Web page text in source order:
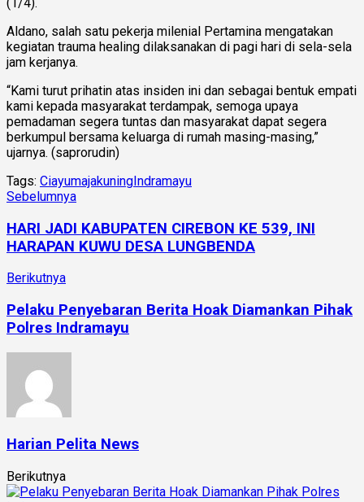
Aldano, salah satu pekerja milenial Pertamina mengatakan
kegiatan trauma healing dilaksanakan di pagi hari di sela-sela
jam kerjanya.
“Kami turut prihatin atas insiden ini dan sebagai bentuk empati
kami kepada masyarakat terdampak, semoga upaya
pemadaman segera tuntas dan masyarakat dapat segera
berkumpul bersama keluarga di rumah masing-masing,”
ujarnya. (saprorudin)
Tags: CiayumajakuningIndramayu
Sebelumnya
HARI JADI KABUPATEN CIREBON KE 539, INI
HARAPAN KUWU DESA LUNGBENDA
Berikutnya
Pelaku Penyebaran Berita Hoak Diamankan Pihak
Polres Indramayu
Harian Pelita News
Berikutnya